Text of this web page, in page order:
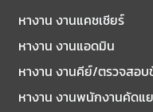
หางาน งานแคชเชียร์
หางาน งานแอดมิน
หางาน งานคีย์/ตรวจสอ
หางาน งานพนักงานคัดแ